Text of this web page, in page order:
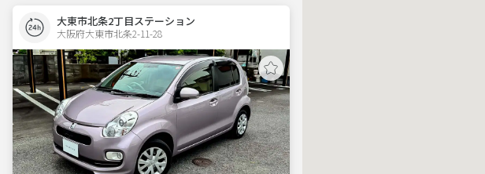
大東市北条2丁目ステーション
大阪府大東市北条2-11-28